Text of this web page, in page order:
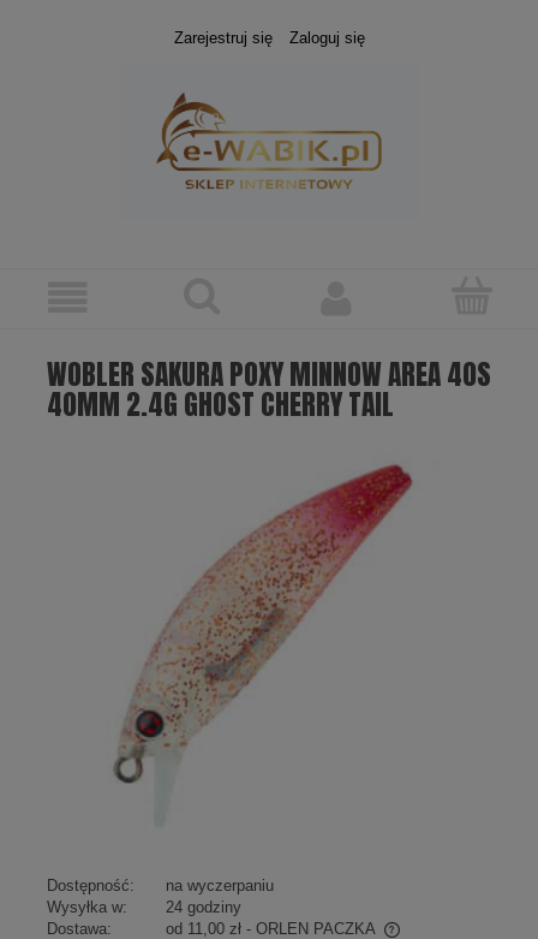
Zarejestruj się Zaloguj się
WOBLER SAKURA POXY MINNOW AREA 40S
40MM 2.4G GHOST CHERRY TAIL
Dostępność:
na wyczerpaniu
Wysyłka w:
24 godziny
Dostawa:
od 11,00 zł - ORLEN PACZKA